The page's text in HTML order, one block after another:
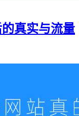
真实与流量